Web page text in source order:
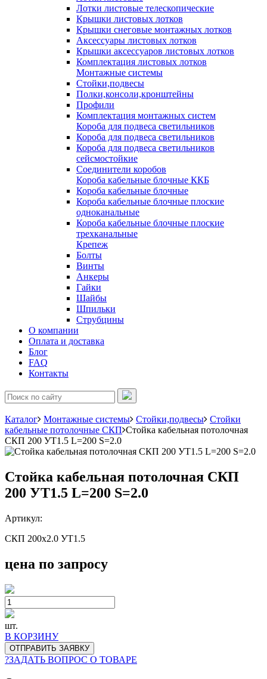
Лотки листовые телескопические
Крышки листовых лотков
Крышки снеговые монтажных лотков
Аксессуары листовых лотков
Крышки аксессуаров листовых лотков
Комплектация листовых лотков
Монтажные системы
Стойки,подвесы
Полки,консоли,кронштейны
Профили
Комплектация монтажных систем
Короба для подвеса светильников
Короба для подвеса светильников
Короба для подвеса светильников
сейсмостойкие
Соединители коробов
Короба кабельные блочные ККБ
Короба кабельные блочные
Короба кабельные блочные плоские
одноканальные
Короба кабельные блочные плоские
трехканальные
Крепеж
Болты
Винты
Анкеры
Гайки
Шайбы
Шпильки
Струбцины
О компании
Оплата и доставка
Блог
FAQ
Контакты
Каталог Монтажные системы Стойки,подвесы Стойки
кабельные потолочные СКП Стойка кабельная потолочная
СКП 200 УТ1.5 L=200 S=2.0
Стойка кабельная потолочная СКП
200 УТ1.5 L=200 S=2.0
Артикул:
СКП 200х2.0 УТ1.5
цена по запросу
шт.
В КОРЗИНУ
ОТПРАВИТЬ ЗАЯВКУ
?ЗАДАТЬ ВОПРОС О ТОВАРЕ